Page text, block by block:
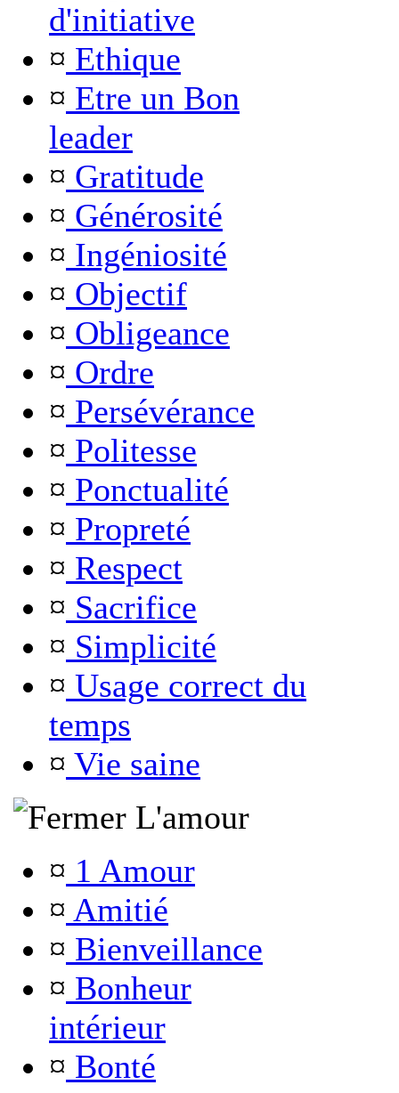
d'initiative
¤ Ethique
¤ Etre un Bon
leader
¤ Gratitude
¤ Générosité
¤ Ingéniosité
¤ Objectif
¤ Obligeance
¤ Ordre
¤ Persévérance
¤ Politesse
¤ Ponctualité
¤ Propreté
¤ Respect
¤ Sacrifice
¤ Simplicité
¤ Usage correct du
temps
¤ Vie saine
L'amour
¤ 1 Amour
¤ Amitié
¤ Bienveillance
¤ Bonheur
intérieur
¤ Bonté